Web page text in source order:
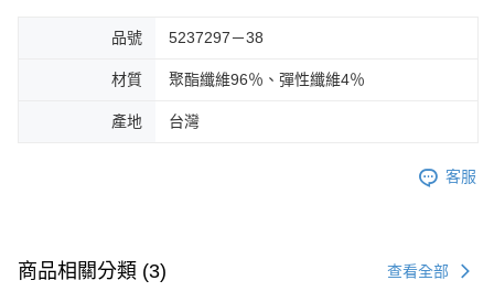
品號 5237297－38
材質 聚酯纖維96％、彈性纖維4％
產地 台灣
客服
商品相關分類 (3) 查看全部